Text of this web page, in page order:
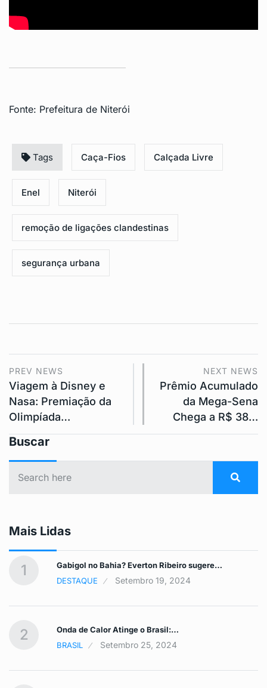
Fonte: Prefeitura de Niterói
Tags Caça-Fios Calçada Livre
Enel Niterói
remoção de ligações clandestinas
segurança urbana
PREV NEWS
Viagem à Disney e
Nasa: Premiação da
Olimpíada…
NEXT NEWS
Prêmio Acumulado
da Mega-Sena
Chega a R$ 38…
Buscar
Mais Lidas
1
Gabigol no Bahia? Everton Ribeiro sugere…
DESTAQUE
Setembro 19, 2024
2
Onda de Calor Atinge o Brasil:…
BRASIL
Setembro 25, 2024